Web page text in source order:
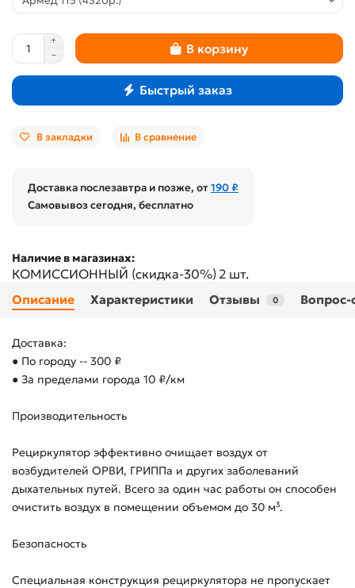
В корзину
Быстрый заказ
В закладки В сравнение
Доставка послезавтра и позже, от190 ₽
Самовывоз сегодня, бесплатно
Наличие в магазинах:
КОМИССИОННЫЙ (скидка-30%) 2 шт.
Описание Характеристики Отзывы 0 Вопрос-
Доставка:
● По городу -- 300 ₽
● За пределами города 10 ₽/км
Производительность
Рециркулятор эффективно очищает воздух от
возбудителей ОРВИ, ГРИППа и других заболеваний
дыхательных путей. Всего за один час работы он способен
очистить воздух в помещении объемом до 30 м³.
Безопасность
Специальная конструкция рециркулятора не пропускает